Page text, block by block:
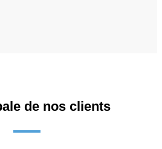
de nos clients